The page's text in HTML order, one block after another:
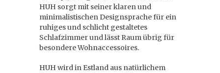
HUH sorgt mit seiner klaren und
minimalistischen Designsprache für ein
ruhiges und schlicht gestaltetes
Schlafzimmer und lässt Raum übrig für
besondere Wohnaccessoires.
HUH wird in Estland aus natürlichem